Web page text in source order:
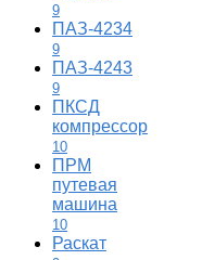
9
ПАЗ-4234
9
ПАЗ-4243
9
ПКСД
компрессор
10
ПРМ
путевая
машина
10
Раскат